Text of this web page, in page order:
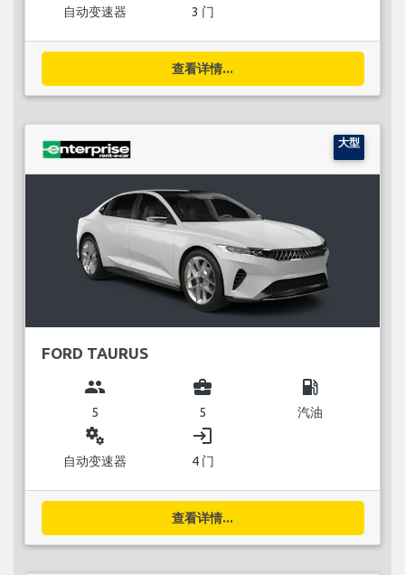
自动变速器 3 门
查看详情...
大型
FORD TAURUS
group
5
business_center
5
local_gas_station
汽油
miscellaneous_services
自动变速器
login
4 门
查看详情...